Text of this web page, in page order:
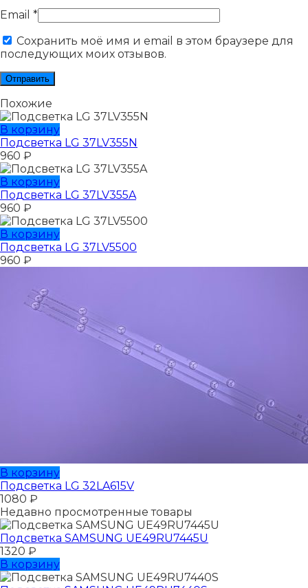
Email *
Сохранить моё имя и email в этом браузере для
последующих моих отзывов.
Похожие
В корзину
Подсветка LG 37LV355N
960 ₽
В корзину
Подсветка LG 37LV355A
960 ₽
В корзину
Подсветка LG 37LV5500
960 ₽
В корзину
Подсветка LG 32LA615V
1080 ₽
Недавно просмотренные товары
Подсветка SAMSUNG UЕ49RU7445U
1320 ₽
В корзину